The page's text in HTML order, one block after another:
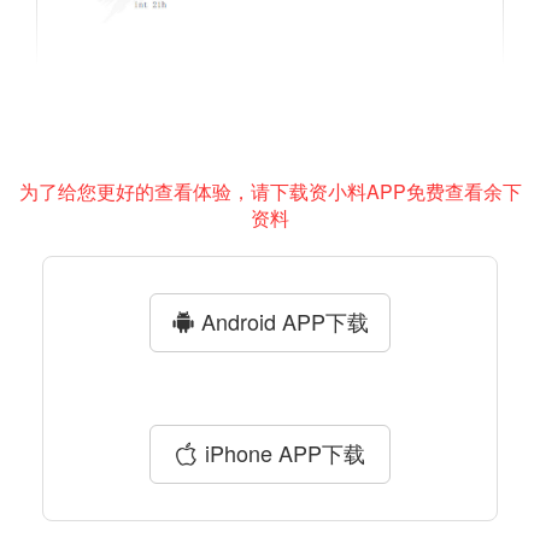
为了给您更好的查看体验，请下载资小料APP免费查看余下
资料
Android APP下载
iPhone APP下载